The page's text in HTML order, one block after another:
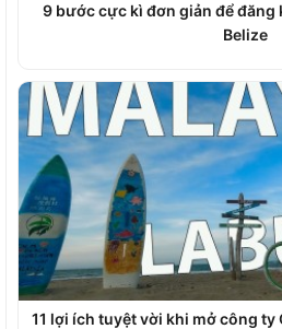
9 bước cực kì đơn giản để đăng
Belize
11 lợi ích tuyệt vời khi mở công ty